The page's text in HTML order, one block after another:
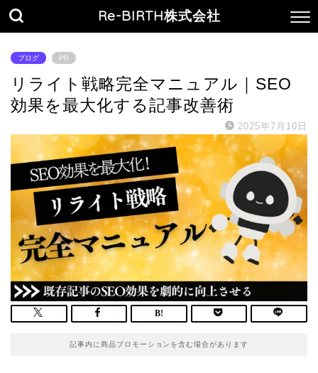
Re-BIRTH株式会社
ブログ PR
リライト戦略完全マニュアル｜SEO
効果を最大化する記事改善術
2025年7月10日
記事内に商品プロモーションを含む場合があります